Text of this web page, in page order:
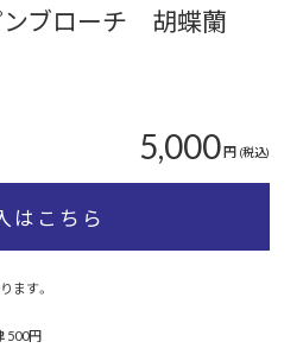
ンブローチ 胡蝶蘭
5,000円 (税込)
はこちら
ます。
500円